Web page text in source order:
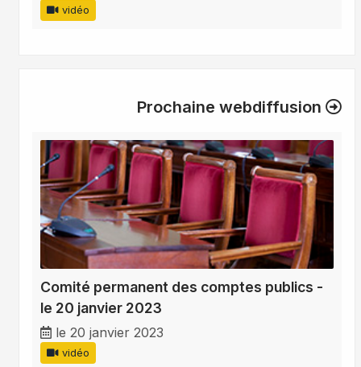
vidéo
Prochaine webdiffusion
Comité permanent des comptes publics -
le 20 janvier 2023
le 20 janvier 2023
vidéo